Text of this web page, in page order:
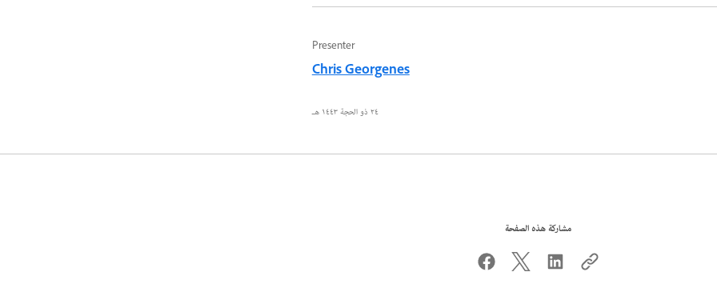
Presenter
Chris Georgenes
٢٤ ذو الحجة ١٤٤٣ هـ
مشاركة هذه الصفحة